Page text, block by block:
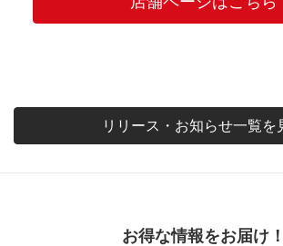
リリース・お知らせ一覧を
お得な情報をお届け！